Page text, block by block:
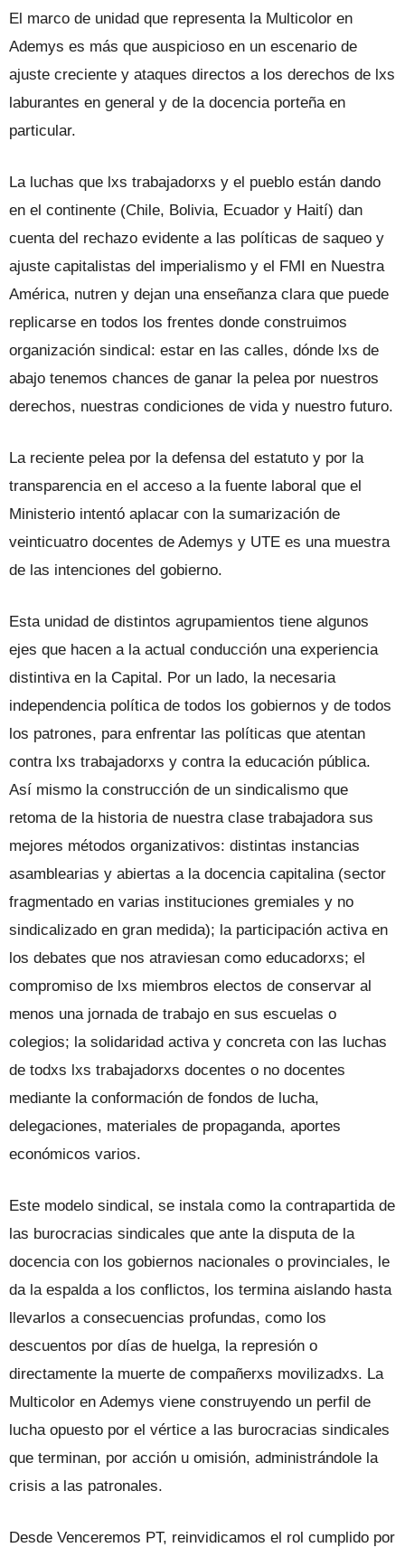
El marco de unidad que representa la Multicolor en
Ademys es más que auspicioso en un escenario de
ajuste creciente y ataques directos a los derechos de lxs
laburantes en general y de la docencia porteña en
particular.
La luchas que lxs trabajadorxs y el pueblo están dando
en el continente (Chile, Bolivia, Ecuador y Haití) dan
cuenta del rechazo evidente a las políticas de saqueo y
ajuste capitalistas del imperialismo y el FMI en Nuestra
América, nutren y dejan una enseñanza clara que puede
replicarse en todos los frentes donde construimos
organización sindical: estar en las calles, dónde lxs de
abajo tenemos chances de ganar la pelea por nuestros
derechos, nuestras condiciones de vida y nuestro futuro.
La reciente pelea por la defensa del estatuto y por la
transparencia en el acceso a la fuente laboral que el
Ministerio intentó aplacar con la sumarización de
veinticuatro docentes de Ademys y UTE es una muestra
de las intenciones del gobierno.
Esta unidad de distintos agrupamientos tiene algunos
ejes que hacen a la actual conducción una experiencia
distintiva en la Capital. Por un lado, la necesaria
independencia política de todos los gobiernos y de todos
los patrones, para enfrentar las políticas que atentan
contra lxs trabajadorxs y contra la educación pública.
Así mismo la construcción de un sindicalismo que
retoma de la historia de nuestra clase trabajadora sus
mejores métodos organizativos: distintas instancias
asamblearias y abiertas a la docencia capitalina (sector
fragmentado en varias instituciones gremiales y no
sindicalizado en gran medida); la participación activa en
los debates que nos atraviesan como educadorxs; el
compromiso de lxs miembros electos de conservar al
menos una jornada de trabajo en sus escuelas o
colegios; la solidaridad activa y concreta con las luchas
de todxs lxs trabajadorxs docentes o no docentes
mediante la conformación de fondos de lucha,
delegaciones, materiales de propaganda, aportes
económicos varios.
Este modelo sindical, se instala como la contrapartida de
las burocracias sindicales que ante la disputa de la
docencia con los gobiernos nacionales o provinciales, le
da la espalda a los conflictos, los termina aislando hasta
llevarlos a consecuencias profundas, como los
descuentos por días de huelga, la represión o
directamente la muerte de compañerxs movilizadxs. La
Multicolor en Ademys viene construyendo un perfil de
lucha opuesto por el vértice a las burocracias sindicales
que terminan, por acción u omisión, administrándole la
crisis a las patronales.
Desde Venceremos PT, reinvidicamos el rol cumplido por